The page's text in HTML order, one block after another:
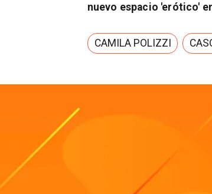
nuevo espacio 'erótico'
CAMILA POLIZZI